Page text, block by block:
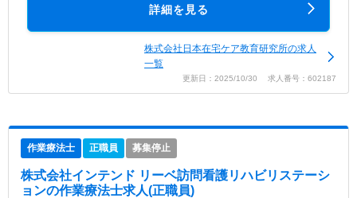
詳細を見る
株式会社日本在宅ケア教育研究所の求人
一覧
更新日：2025/10/30 求人番号：602187
作業療法士 正職員 募集停止
株式会社インテンド リーベ訪問看護リハビリステーシ
ョンの作業療法士求人(正職員)